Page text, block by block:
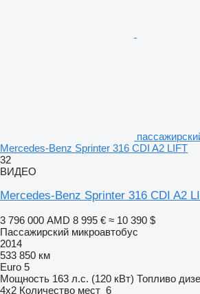
Mercedes-Benz Sprinter 316 CDI A2 LIFT
32
ВИДЕО
Mercedes-Benz Sprinter 316 CDI A2
3 796 000 AMD 8 995 € ≈ 10 390 $
Пассажирский микроавтобус
2014
533 850 км
Euro 5
Мощность 163 л.с. (120 кВт) Топливо
4x2 Количество мест 6